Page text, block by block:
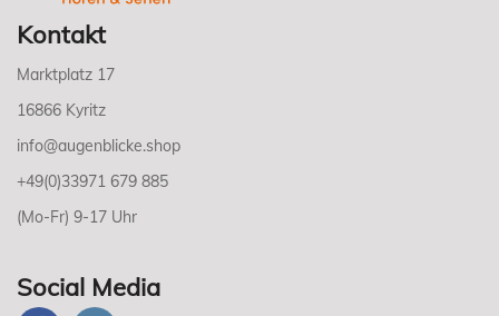
Kontakt
Marktplatz 17
16866 Kyritz
info@augenblicke.shop
+49(0)33971 679 885
(Mo-Fr) 9-17 Uhr
Social Media